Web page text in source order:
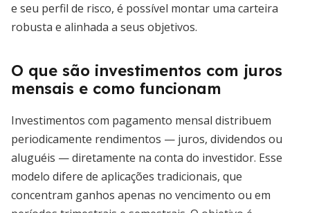
e seu perfil de risco, é possível montar uma carteira
robusta e alinhada a seus objetivos.
O que são investimentos com juros
mensais e como funcionam
Investimentos com pagamento mensal distribuem
periodicamente rendimentos — juros, dividendos ou
aluguéis — diretamente na conta do investidor. Esse
modelo difere de aplicações tradicionais, que
concentram ganhos apenas no vencimento ou em